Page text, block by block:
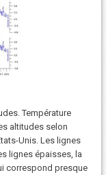
Température
altitudes selon
Unis. Les lignes
lignes épaisses, la
correspond presque